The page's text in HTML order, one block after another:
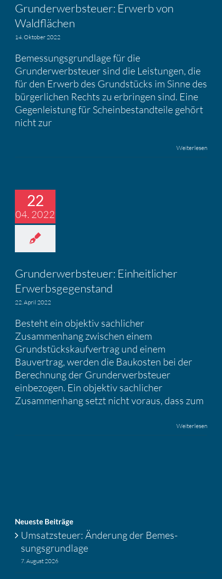
Grund­er­werb­steuer: Erwerb von
Waldflä­chen
14. Oktober 2022
Bemessungsgrundlage für die
Grunderwerbsteuer sind die Leistungen, die
für den Erwerb des Grundstücks im Sinne des
bürgerlichen Rechts zu erbringen sind. Eine
Gegenleistung für Scheinbestandteile gehört
nicht zur
Weiterlesen
22
04. 2022
Grund­er­werb­steuer: Einheit­li­cher
Erwerbs­ge­gen­stand
22. April 2022
Besteht ein objektiv sachlicher
Zusammenhang zwischen einem
Grundstückskaufvertrag und einem
Bauvertrag, werden die Baukosten bei der
Berechnung der Grunderwerbsteuer
einbezogen. Ein objektiv sachlicher
Zusammenhang setzt nicht voraus, dass zum
Weiterlesen
Neueste Beiträge
Umsatz­steuer: Änderung der Bemes­
sungs­grund­lage
7. August 2026